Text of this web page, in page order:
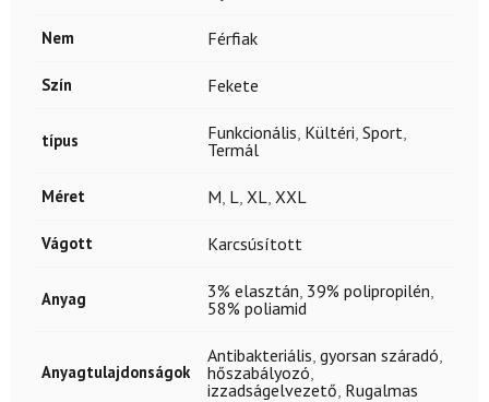
Nem Férfiak
Szín Fekete
típus Funkcionális Kültéri Sport
Termál
Méret M L XL XXL
Vágott Karcsúsított
Anyag 3% elasztán 39% polipropilén
58% poliamid
Anyagtulajdonságok
Antibakteriális gyorsan száradó
hőszabályozó
izzadságelvezető Rugalmas